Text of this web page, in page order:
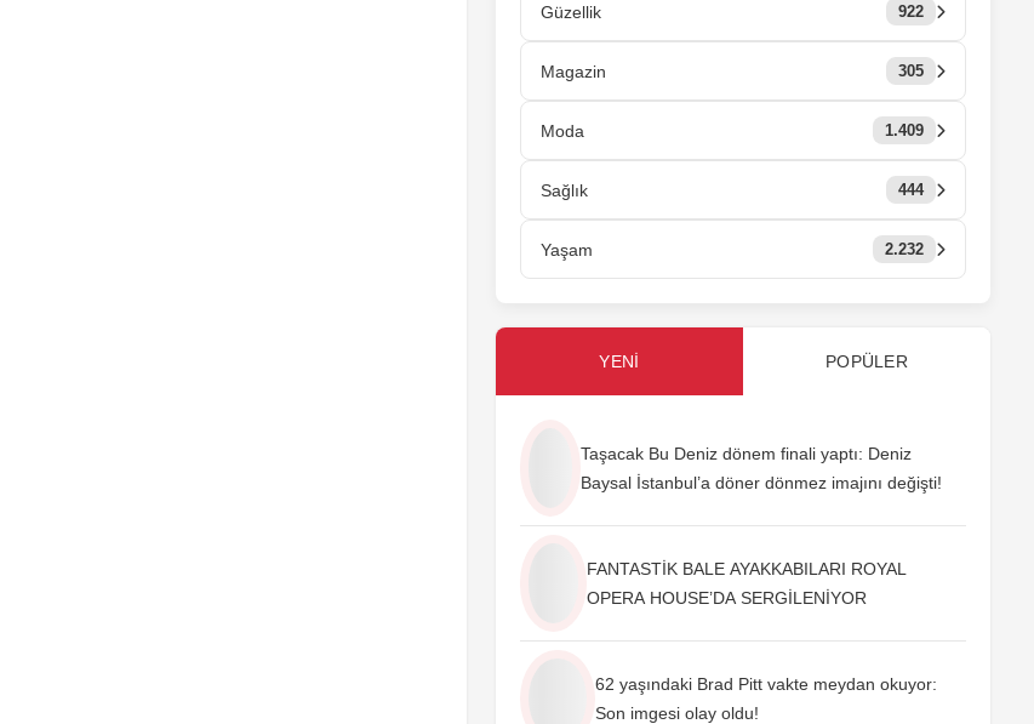
Güzellik 922
Magazin 305
Moda 1.409
Sağlık 444
Yaşam 2.232
YENI POPÜLER
Taşacak Bu Deniz dönem finali yaptı: Deniz
Baysal İstanbul’a döner dönmez imajını değişti!
FANTASTİK BALE AYAKKABILARI ROYAL
OPERA HOUSE’DA SERGİLENİYOR
62 yaşındaki Brad Pitt vakte meydan okuyor:
Son imgesi olay oldu!